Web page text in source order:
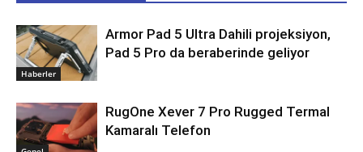
Haberler
Armor Pad 5 Ultra Dahili projeksiyon,
Pad 5 Pro da beraberinde geliyor
RugOne Xever 7 Pro Rugged Termal
Kamaralı Telefon